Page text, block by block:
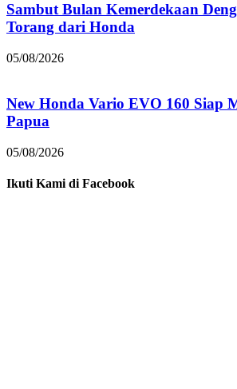
Sambut Bulan Kemerdekaan
Torang dari Honda
05/08/2026
New Honda Vario EVO 160 Siap
Papua
05/08/2026
Ikuti Kami di Facebook